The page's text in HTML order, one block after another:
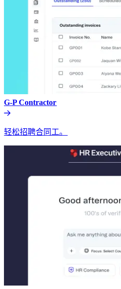
G-P Contractor​​
轻松招聘合同工。​​